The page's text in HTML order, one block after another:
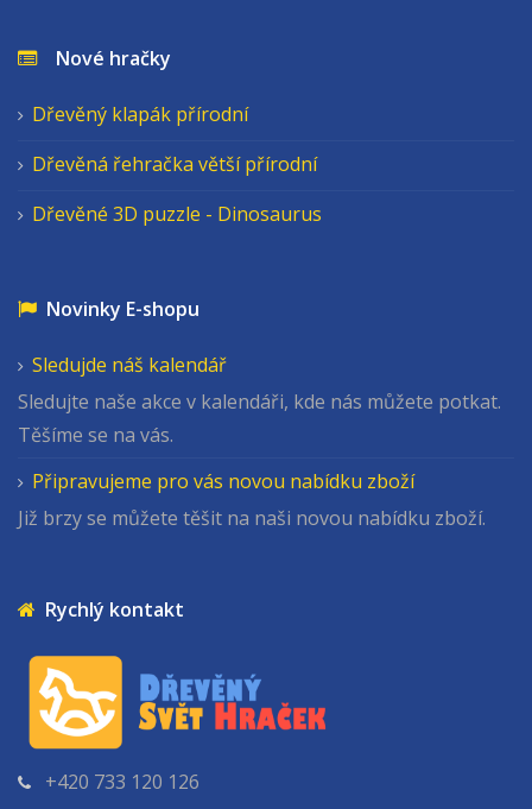
Nové hračky
Dřevěný klapák přírodní
Dřevěná řehračka větší přírodní
Dřevěné 3D puzzle - Dinosaurus
Novinky E-shopu
Sledujde náš kalendář
Sledujte naše akce v kalendáři, kde nás můžete potkat.
Těšíme se na vás.
Připravujeme pro vás novou nabídku zboží
Již brzy se můžete těšit na naši novou nabídku zboží.
Rychlý kontakt
+420 733 120 126